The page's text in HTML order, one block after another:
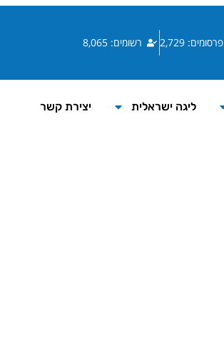
פרסומים: 2,729 רשומים: 8,065
ליגה ישראלית יצירת קשר